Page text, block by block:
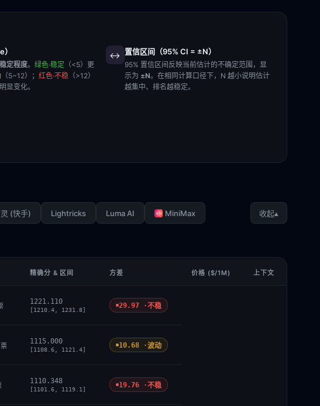
定程度。 绿色·稳定 （<5）更
（5~12）； 红色·不稳 （>12）
显变化。
↔️ 置信区间（95% CI = ±N）
95% 置信区间反映当前估计的不确定范围，显
示为 ±N。在相同计算口径下，N 越小说明估计
越集中、排名越稳定。
(快手) Lightricks Luma AI MiniMax 收起▴
精确分 & 区间 方差 价格 ($/1M) 上下文
1221.110
[1210.4, 1231.8]
29.97 ·不稳
票
1115.000
[1108.6, 1121.4]
10.68 ·波动
1110.348
[1101.6, 1119.1]
19.76 ·不稳